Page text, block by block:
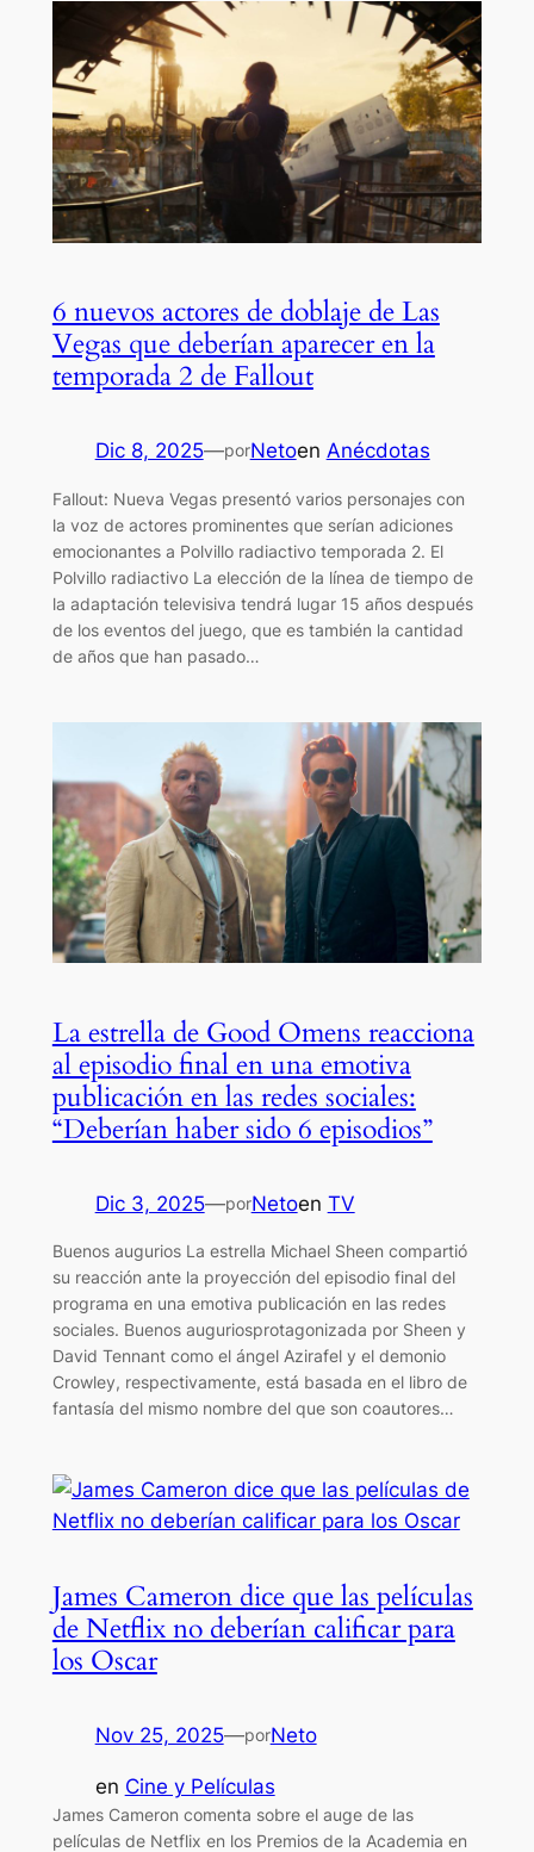
6 nuevos actores de doblaje de Las
Vegas que deberían aparecer en la
temporada 2 de Fallout
Dic 8, 2025—porNetoen Anécdotas
Fallout: Nueva Vegas presentó varios personajes con
la voz de actores prominentes que serían adiciones
emocionantes a Polvillo radiactivo temporada 2. El
Polvillo radiactivo La elección de la línea de tiempo de
la adaptación televisiva tendrá lugar 15 años después
de los eventos del juego, que es también la cantidad
de años que han pasado…
La estrella de Good Omens reacciona
al episodio final en una emotiva
publicación en las redes sociales:
“Deberían haber sido 6 episodios”
Dic 3, 2025—porNetoen TV
Buenos augurios La estrella Michael Sheen compartió
su reacción ante la proyección del episodio final del
programa en una emotiva publicación en las redes
sociales. Buenos auguriosprotagonizada por Sheen y
David Tennant como el ángel Azirafel y el demonio
Crowley, respectivamente, está basada en el libro de
fantasía del mismo nombre del que son coautores…
James Cameron dice que las películas
de Netflix no deberían calificar para
los Oscar
Nov 25, 2025—porNeto
en Cine y Películas
James Cameron comenta sobre el auge de las
películas de Netflix en los Premios de la Academia en